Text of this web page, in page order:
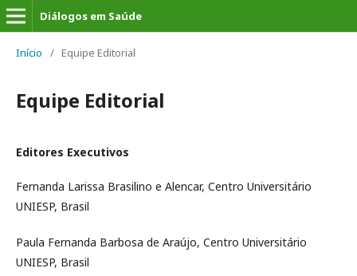
Diálogos em Saúde
Início / Equipe Editorial
Equipe Editorial
Editores Executivos
Fernanda Larissa Brasilino e Alencar, Centro Universitário
UNIESP, Brasil
Paula Fernanda Barbosa de Araújo, Centro Universitário
UNIESP, Brasil